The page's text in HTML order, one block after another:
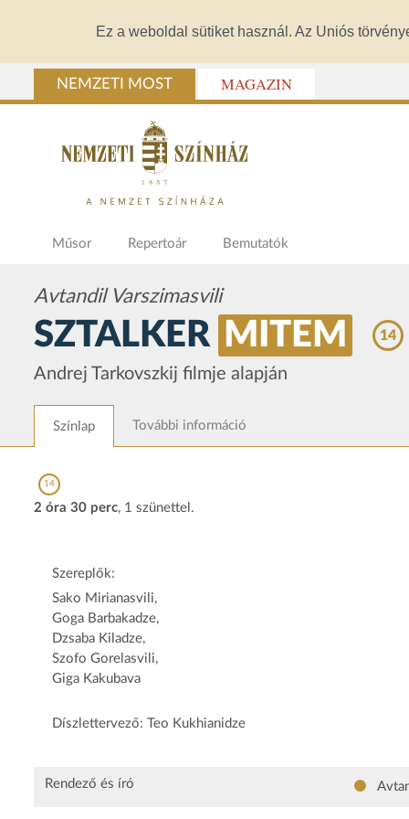
Ez a weboldal sütiket használ. Az Uniós
NEMZETI MOST MAGAZIN
Műsor Repertoár Bemutatók
Avtandil Varszimasvili
SZTALKER MITEM 14
Andrej Tarkovszkij filmje alapján
Színlap További információ
14
2 óra 30 perc, 1 szünettel.
Szereplők:
Sako Mirianasvili,
Goga Barbakadze,
Dzsaba Kiladze,
Szofo Gorelasvili,
Giga Kakubava
Díszlettervező: Teo Kukhianidze
Rendező és író